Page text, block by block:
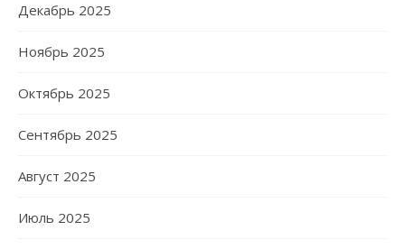
Декабрь 2025
Ноябрь 2025
Октябрь 2025
Сентябрь 2025
Август 2025
Июль 2025